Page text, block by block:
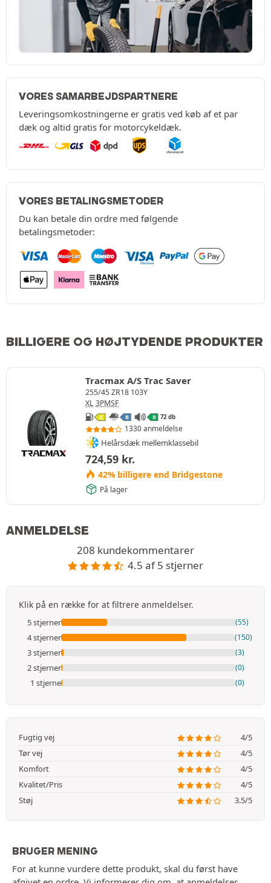
VORES SAMARBEJDSPARTNERE
Leveringsomkostningerne er gratis ved køb af et par
dæk og altid gratis for motorcykeldæk.
VORES BETALINGSMETODER
Du kan betale din ordre med følgende
betalingsmetoder:
BILLIGERE OG HØJTYDENDE PRODUKTER
Tracmax A/S Trac Saver
255/45 ZR18 103Y
XL 3PMSF
C B B 72 db
1330 anmeldelse
Helårsdæk mellemklassebil
724,59 kr.
42% billigere end Bridgestone
På lager
ANMELDELSE
208 kundekommentarer
4.5 af 5 stjerner
Klik på en række for at filtrere anmeldelser.
5 stjerner (55)
4 stjerner (150)
3 stjerner (3)
2 stjerner (0)
1 stjerne (0)
Fugtig vej
4/5
Tør vej
4/5
Komfort
4/5
Kvalitet/Pris
4/5
Støj
3.5/5
BRUGER MENING
For at kunne vurdere dette produkt, skal du først have